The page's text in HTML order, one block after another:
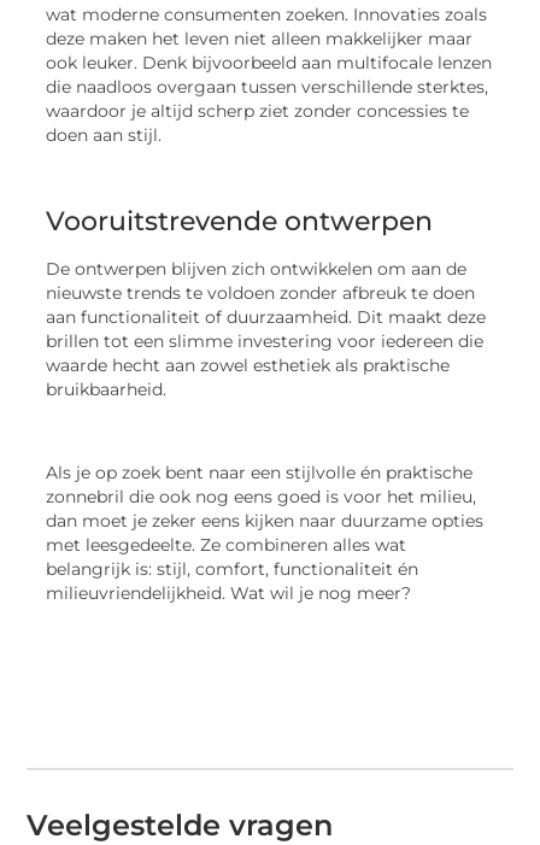
wat moderne consumenten zoeken. Innovaties zoals
deze maken het leven niet alleen makkelijker maar
ook leuker. Denk bijvoorbeeld aan multifocale lenzen
die naadloos overgaan tussen verschillende sterktes,
waardoor je altijd scherp ziet zonder concessies te
doen aan stijl.
Vooruitstrevende ontwerpen
De ontwerpen blijven zich ontwikkelen om aan de
nieuwste trends te voldoen zonder afbreuk te doen
aan functionaliteit of duurzaamheid. Dit maakt deze
brillen tot een slimme investering voor iedereen die
waarde hecht aan zowel esthetiek als praktische
bruikbaarheid.
Als je op zoek bent naar een stijlvolle én praktische
zonnebril die ook nog eens goed is voor het milieu,
dan moet je zeker eens kijken naar duurzame opties
met leesgedeelte. Ze combineren alles wat
belangrijk is: stijl, comfort, functionaliteit én
milieuvriendelijkheid. Wat wil je nog meer?
Veelgestelde vragen